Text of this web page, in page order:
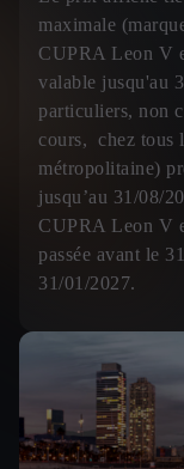
maximale
CUPRA Leon V
valable jusqu'au
particuliers, non
cours, chez tous
métropolitaine)
jusqu’au 31/08/
CUPRA Leon V
passée avant le
31/01/2027.